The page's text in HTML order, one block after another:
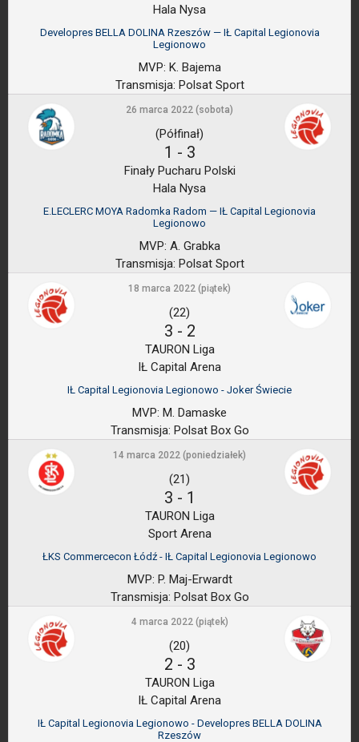
Hala Nysa
Developres BELLA DOLINA Rzeszów — IŁ Capital Legionovia
Legionowo
MVP: K. Bajema
Transmisja: Polsat Sport
26 marca 2022 (sobota)
(Półfinał)
1 - 3
Finały Pucharu Polski
Hala Nysa
E.LECLERC MOYA Radomka Radom — IŁ Capital Legionovia
Legionowo
MVP: A. Grabka
Transmisja: Polsat Sport
18 marca 2022 (piątek)
(22)
3 - 2
TAURON Liga
IŁ Capital Arena
IŁ Capital Legionovia Legionowo - Joker Świecie
MVP: M. Damaske
Transmisja: Polsat Box Go
14 marca 2022 (poniedziałek)
(21)
3 - 1
TAURON Liga
Sport Arena
ŁKS Commercecon Łódź - IŁ Capital Legionovia Legionowo
MVP: P. Maj-Erwardt
Transmisja: Polsat Box Go
4 marca 2022 (piątek)
(20)
2 - 3
TAURON Liga
IŁ Capital Arena
IŁ Capital Legionovia Legionowo - Developres BELLA DOLINA
Rzeszów